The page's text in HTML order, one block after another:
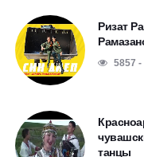
Ризат
5857
танцы